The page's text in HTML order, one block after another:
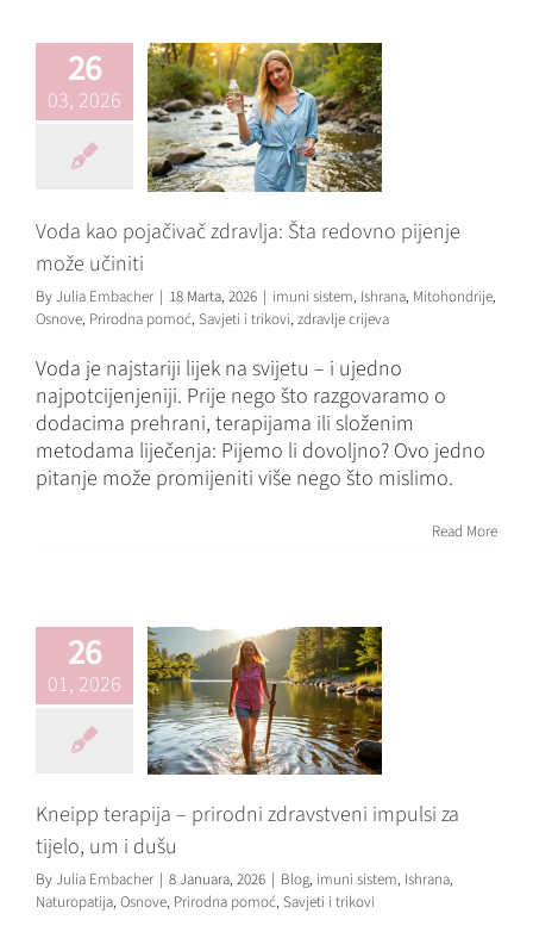
26
03, 2026
imuni sistem Ishrana
Mitohondrije Osnove
Prirodna pomoć Savjeti i
trikovi zdravlje crijeva
Voda kao pojačivač zdravlja: Šta redovno pijenje
može učiniti
ByJulia Embacher | 18 Marta, 2026 | imuni sistem, Ishrana, Mitohondrije,
Osnove, Prirodna pomoć, Savjeti i trikovi, zdravlje crijeva
Voda je najstariji lijek na svijetu – i ujedno
najpotcijenjeniji. Prije nego što razgovaramo o
dodacima prehrani, terapijama ili složenim
metodama liječenja: Pijemo li dovoljno? Ovo jedno
pitanje može promijeniti više nego što mislimo.
Read More
26
01, 2026
Kneipp terapija –
prirodni
Blog imuni sistem Ishrana
Naturopatija
Osnove
Prirodna pomoć Savjeti i
trikovi
Kneipp terapija – prirodni zdravstveni impulsi za
tijelo, um i dušu
ByJulia Embacher | 8 Januara, 2026 | Blog, imuni sistem, Ishrana,
Naturopatija, Osnove, Prirodna pomoć, Savjeti i trikovi